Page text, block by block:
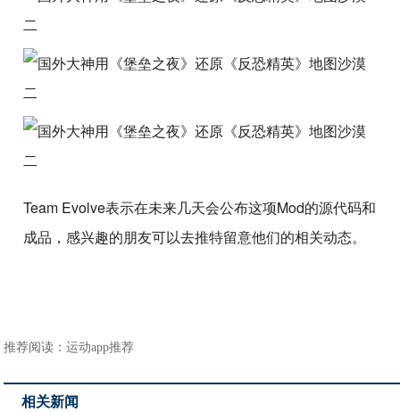
Team Evolve表示在未来几天会公布这项Mod的源代码和
成品，感兴趣的朋友可以去推特留意他们的相关动态。
推荐阅读：运动app推荐
相关新闻